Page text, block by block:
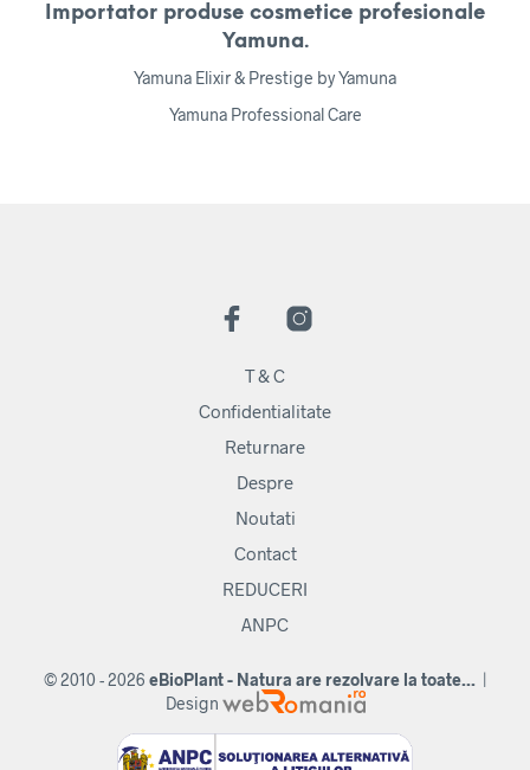
Importator produse cosmetice profesionale
Yamuna.
Yamuna Elixir & Prestige by Yamuna
Yamuna Professional Care
T & C
Confidentialitate
Returnare
Despre
Noutati
Contact
REDUCERI
ANPC
© 2010 - 2026 eBioPlant - Natura are rezolvare la toate... |
Design